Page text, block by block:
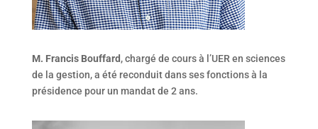
M. Francis Bouffard , chargé de cours à l’UER en sciences
de la gestion, a été reconduit dans ses fonctions à la
présidence pour un mandat de 2 ans.